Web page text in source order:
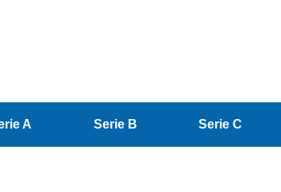
A Serie B Serie C